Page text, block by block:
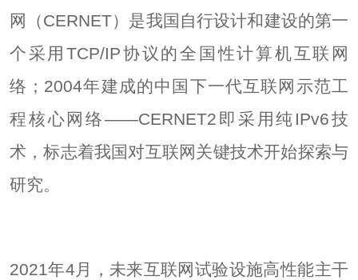
网（CERNET）是我国自行设计和建设的第一
个采用TCP/IP协议的全国性计算机互联网
络；2004年建成的中国下一代互联网示范工
程核心网络——CERNET2即采用纯IPv6技
术，标志着我国对互联网关键技术开始探索与
研究。
2021年4月，未来互联网试验设施高性能主干